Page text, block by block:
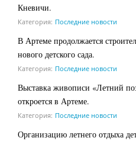
Кневичи.
Категория: Последние новости
В Артеме продолжается
нового детского сада.
Категория: Последние новости
Выставка живописи «Летний
откроется в Артеме.
Категория: Последние новости
Организацию летнего отдыха